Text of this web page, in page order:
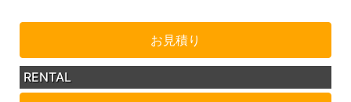
お見積り
RENTAL